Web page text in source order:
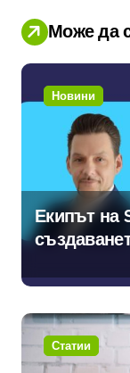
Може да
Новини
Екипът на
навлизане
интелект
Статии